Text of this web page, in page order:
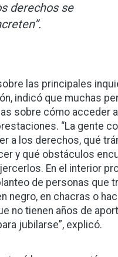
derechos se
las principales
indicó que muchas
sobre cómo acceder a
“La gente
a los derechos, qué
y qué obstáculos
En el interior
de personas que
negro, en chacras o
no tienen años de
jubilarse”, explicó.